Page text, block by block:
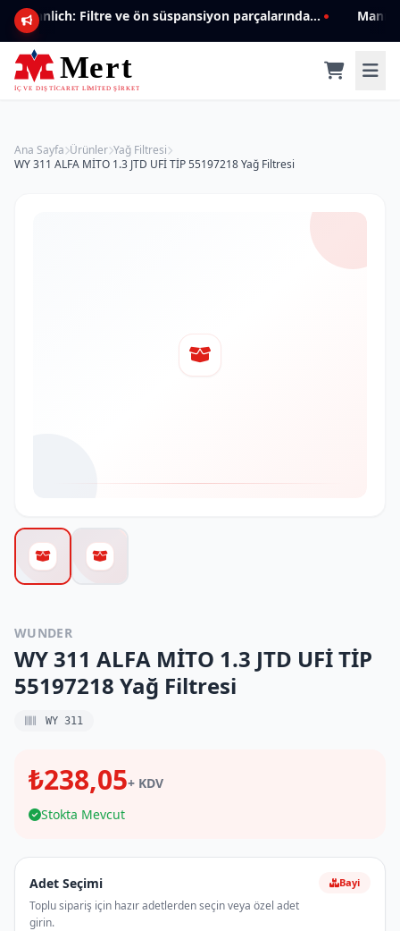
Mannlich: Filtre ve ön süspansiyon parçalarında genişleyen ürün yelpazesiyle kalite ve güven.
Ana Sayfa Ürünler Yağ Filtresi
WY 311 ALFA MİTO 1.3 JTD UFİ TİP 55197218 Yağ Filtresi
WUNDER
WY 311 ALFA MİTO 1.3 JTD UFİ TİP
55197218 Yağ Filtresi
WY 311
₺238,05+ KDV
Stokta Mevcut
Adet Seçimi
Toplu sipariş için hazır adetlerden seçin veya özel adet
girin.
Bayi